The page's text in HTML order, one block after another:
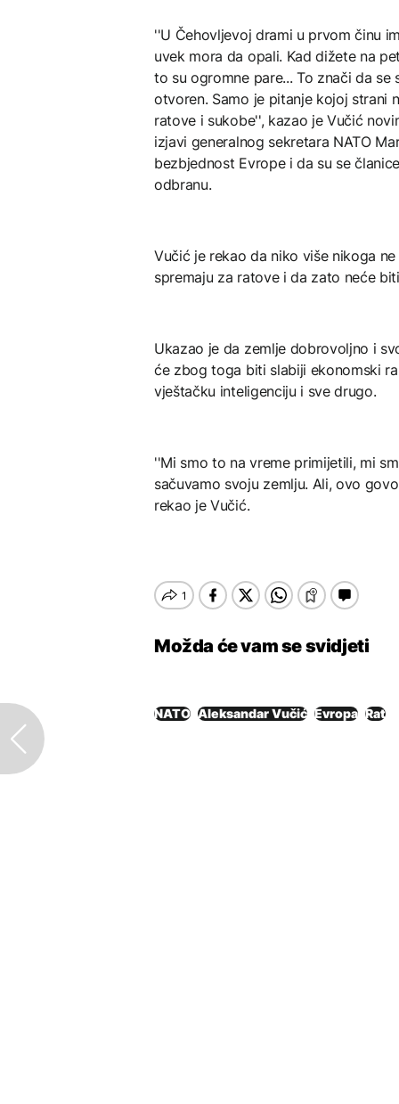
''U Čehovljevoj drami u prvom činu
uvek mora da opali. Kad dižete na
to su ogromne pare... To znači da
otvoren. Samo je pitanje kojoj strani
ratove i sukobe'', kazao je Vučić
izjavi generalnog sekretara NATO
bezbjednost Evrope i da su se
odbranu.
Vučić je rekao da niko više nikoga
spremaju za ratove i da zato neće
Ukazao je da zemlje dobrovoljno i
će zbog toga biti slabiji ekonomski
vještačku inteligenciju i sve drugo.
''Mi smo to na vreme primijetili, mi
sačuvamo svoju zemlju. Ali, ovo
rekao je Vučić.
Možda će vam se svidjeti
NATO Aleksandar Vučić Evropa Rat